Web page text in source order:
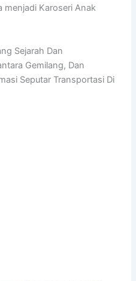
menjadi Karoseri Anak
Sejarah Dan
Gemilang, Dan
Seputar Transportasi Di